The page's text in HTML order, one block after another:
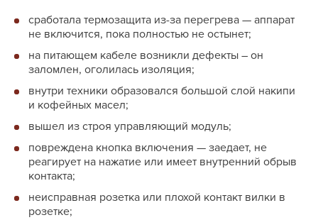
сработала термозащита из-за перегрева — аппарат
не включится, пока полностью не остынет;
на питающем кабеле возникли дефекты ― он
заломлен, оголилась изоляция;
внутри техники образовался большой слой накипи
и кофейных масел;
вышел из строя управляющий модуль;
повреждена кнопка включения — заедает, не
реагирует на нажатие или имеет внутренний обрыв
контакта;
неисправная розетка или плохой контакт вилки в
розетке;